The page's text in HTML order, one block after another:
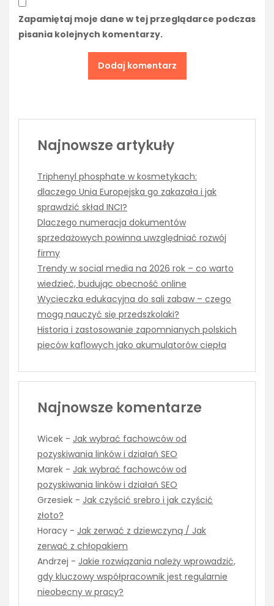
Zapamiętaj moje dane w tej przeglądarce podczas
pisania kolejnych komentarzy.
Najnowsze artykuły
Triphenyl phosphate w kosmetykach:
dlaczego Unia Europejska go zakazała i jak
sprawdzić skład INCI?
Dlaczego numeracja dokumentów
sprzedażowych powinna uwzględniać rozwój
firmy
Trendy w social media na 2026 rok – co warto
wiedzieć, budując obecność online
Wycieczka edukacyjna do sali zabaw – czego
mogą nauczyć się przedszkolaki?
Historia i zastosowanie zapomnianych polskich
pieców kaflowych jako akumulatorów ciepła
Najnowsze komentarze
Wicek - Jak wybrać fachowców od
pozyskiwania linków i działań SEO
Marek - Jak wybrać fachowców od
pozyskiwania linków i działań SEO
Grzesiek - Jak czyścić srebro i jak czyścić
złoto?
Horacy - Jak zerwać z dziewczyną / Jak
zerwać z chłopakiem
Andrzej - Jakie rozwiązania należy wprowadzić,
gdy kluczowy współpracownik jest regularnie
nieobecny w pracy?